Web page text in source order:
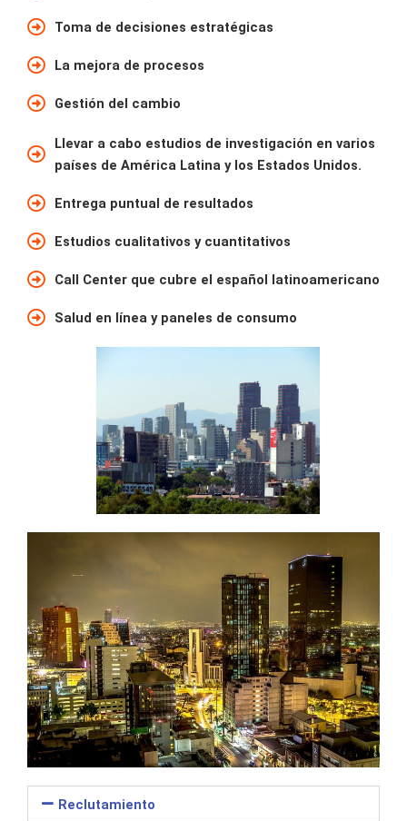
Toma de decisiones estratégicas
La mejora de procesos
Gestión del cambio
Llevar a cabo estudios de investigación en varios
países de América Latina y los Estados Unidos.
Entrega puntual de resultados
Estudios cualitativos y cuantitativos
Call Center que cubre el español latinoamericano
Salud en línea y paneles de consumo
Reclutamiento